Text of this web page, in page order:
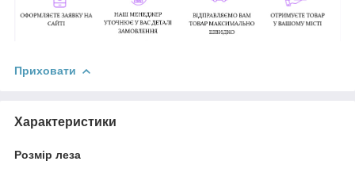
Приховати
Характеристики
Розмір леза